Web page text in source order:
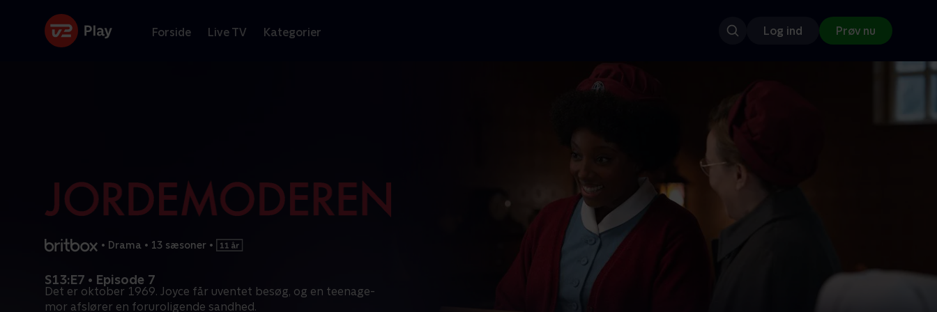
Forside Live TV Kategorier Log ind Prøv nu
• Drama • 13 sæsoner •
S13:E7 • Episode 7
Det er oktober 1969. Joyce får uventet besøg, og en teenage-
mor afslører en foruroligende sandhed.